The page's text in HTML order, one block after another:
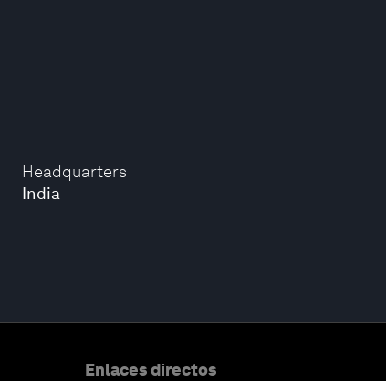
Headquarters
India
Enlaces directos